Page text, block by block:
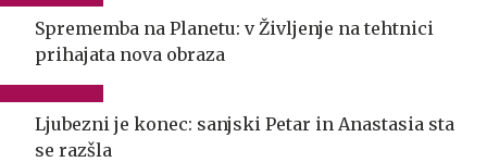
Sprememba na Planetu: v Življenje na tehtnici
prihajata nova obraza
Ljubezni je konec: sanjski Petar in Anastasia sta
se razšla